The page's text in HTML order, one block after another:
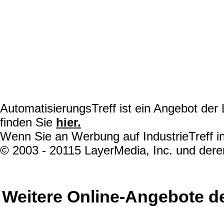
AutomatisierungsTreff ist ein Angebot
finden Sie hier.
Wenn Sie an Werbung auf IndustrieTreff
© 2003 - 20115 LayerMedia, Inc. und
Weitere Online-Angebote